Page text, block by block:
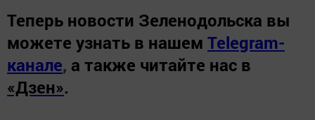
Теперь новости Зеленодольска вы
можете узнать в нашем Telegram-
канале, а также читайте нас в
«Дзен».